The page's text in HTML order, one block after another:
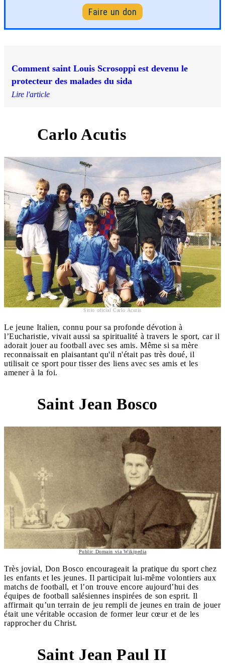
Faire un don
Comment saint Louis Scrosoppi est devenu le
protecteur des malades du sida
Lire l'article
Carlo Acutis
Sitio oficial Carlo Acutis
Le jeune Italien, connu pour sa profonde dévotion à
l’Eucharistie, vivait aussi sa spiritualité à travers le sport, car il
adorait jouer au football avec ses amis. Même si sa mère
reconnaissait en plaisantant qu'il n'était pas très doué, il
utilisait ce sport pour tisser des liens avec ses amis et les
amener à la foi.
Saint Jean Bosco
Public Domain via Wikipedia
Très jovial, Don Bosco encourageait la pratique du sport chez
les enfants et les jeunes. Il participait lui-même volontiers aux
matchs de football, et l’on trouve encore aujourd’hui des
équipes de football salésiennes inspirées de son esprit. Il
affirmait qu’un terrain de jeu rempli de jeunes en train de jouer
était une véritable occasion de former leur cœur et de les
rapprocher du Christ.
Saint Jean Paul II